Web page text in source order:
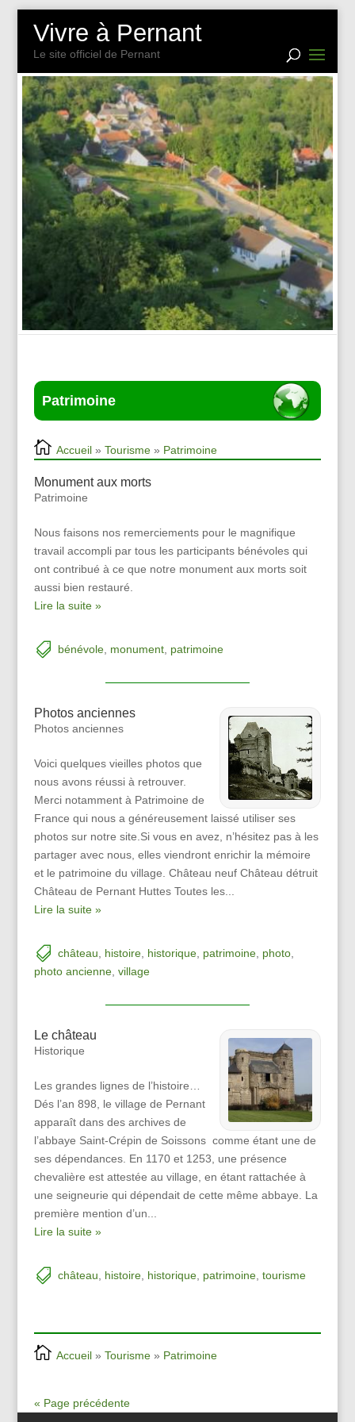
Vivre à Pernant
Le site officiel de Pernant
Patrimoine
Accueil» Tourisme» Patrimoine
Monument aux morts
Patrimoine
Nous faisons nos remerciements pour le magnifique
travail accompli par tous les participants bénévoles qui
ont contribué à ce que notre monument aux morts soit
aussi bien restauré.
Lire la suite »
bénévole, monument, patrimoine
Photos anciennes
Photos anciennes
Voici quelques vieilles photos que
nous avons réussi à retrouver.
Merci notamment à Patrimoine de
France qui nous a généreusement laissé utiliser ses
photos sur notre site.Si vous en avez, n’hésitez pas à les
partager avec nous, elles viendront enrichir la mémoire
et le patrimoine du village. Château neuf Château détruit
Château de Pernant Huttes Toutes les...
Lire la suite »
château histoire, historique, patrimoine, photo,
photo ancienne, village
Le château
Historique
Les grandes lignes de l’histoire…
Dés l’an 898, le village de Pernant
apparaît dans des archives de
l’abbaye Saint-Crépin de Soissons comme étant une de
ses dépendances. En 1170 et 1253, une présence
chevalière est attestée au village, en étant rattachée à
une seigneurie qui dépendait de cette même abbaye. La
première mention d’un...
Lire la suite »
château histoire, historique, patrimoine, tourisme
Accueil» Tourisme» Patrimoine
« Page précédente